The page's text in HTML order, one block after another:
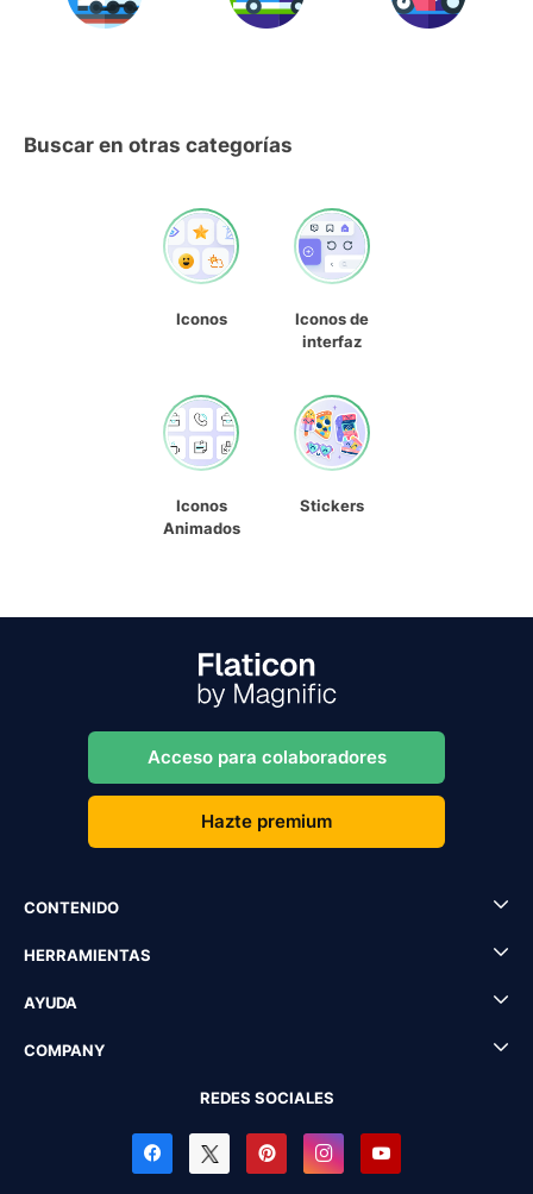
Buscar en otras categorías
Iconos
Iconos de
interfaz
Iconos
Animados
Stickers
Acceso para colaboradores
Hazte premium
CONTENIDO
HERRAMIENTAS
AYUDA
COMPANY
REDES SOCIALES